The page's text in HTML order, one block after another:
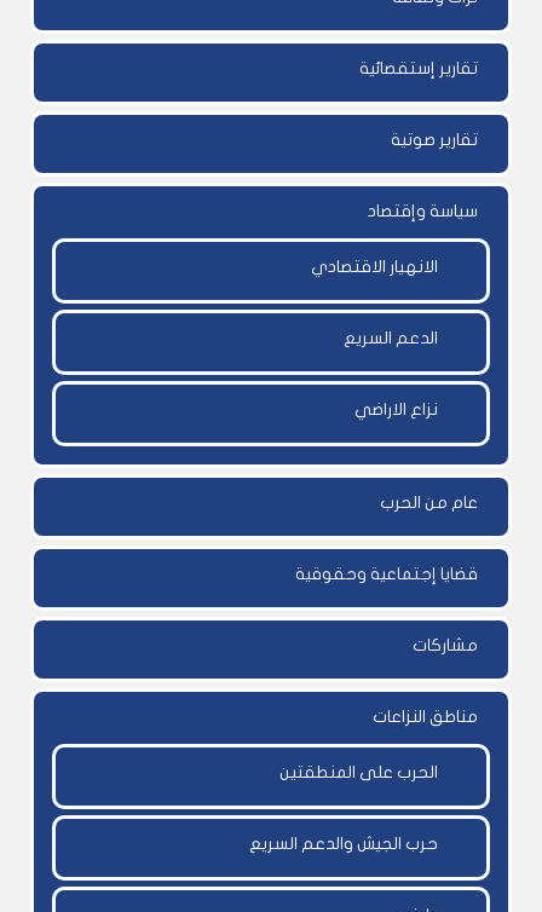
تقارير إستقصائية
تقارير صوتية
سياسة وإقتصاد
الانهيار الاقتصادي
الدعم السريع
نزاع الاراضي
عام من الحرب
قضايا إجتماعية وحقوقية
مشاركات
مناطق النزاعات
الحرب على المنطقتين
حرب الجيش والدعم السريع